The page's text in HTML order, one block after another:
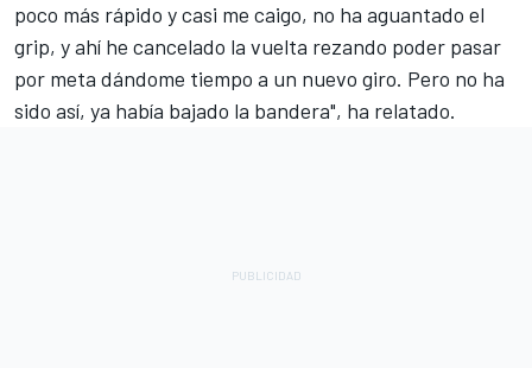
poco más rápido y casi me caigo, no ha aguantado el
grip, y ahí he cancelado la vuelta rezando poder pasar
por meta dándome tiempo a un nuevo giro. Pero no ha
sido así, ya había bajado la bandera", ha relatado.